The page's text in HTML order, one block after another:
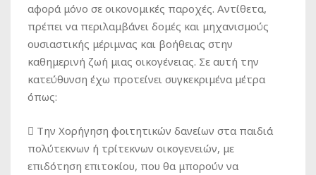
αφορά μόνο σε οικονομικές παροχές. Αντίθετα,
πρέπει να περιλαμβάνει δομές και μηχανισμούς
ουσιαστικής μέριμνας και βοήθειας στην
καθημερινή ζωή μιας οικογένειας. Σε αυτή την
κατεύθυνση έχω προτείνει συγκεκριμένα μέτρα
όπως:
 Την Χορήγηση φοιτητικών δανείων στα παιδιά
πολύτεκνων ή τρίτεκνων οικογενειών, με
επιδότηση επιτοκίου, που θα μπορούν να